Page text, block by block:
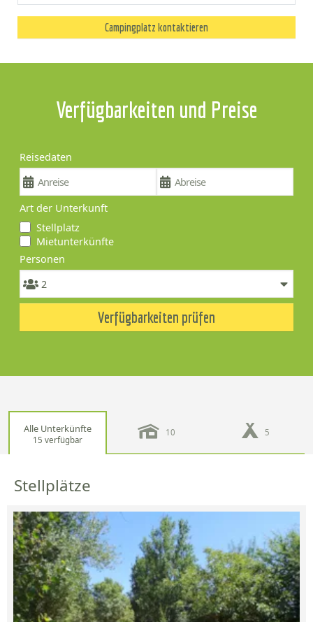
Campingplatz kontaktieren
Verfügbarkeiten und Preise
Reisedaten
Art der Unterkunft
Stellplatz
Mietunterkünfte
Personen
Verfügbarkeiten prüfen
Alle Unterkünfte
15 verfügbar
10 5
Stellplätze